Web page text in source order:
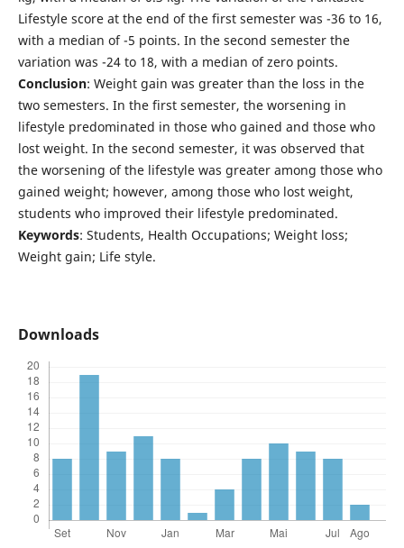
Lifestyle score at the end of the first semester was -36 to 16,
with a median of -5 points. In the second semester the
variation was -24 to 18, with a median of zero points.
Conclusion: Weight gain was greater than the loss in the
two semesters. In the first semester, the worsening in
lifestyle predominated in those who gained and those who
lost weight. In the second semester, it was observed that
the worsening of the lifestyle was greater among those who
gained weight; however, among those who lost weight,
students who improved their lifestyle predominated.
Keywords: Students, Health Occupations; Weight loss;
Weight gain; Life style.
Downloads